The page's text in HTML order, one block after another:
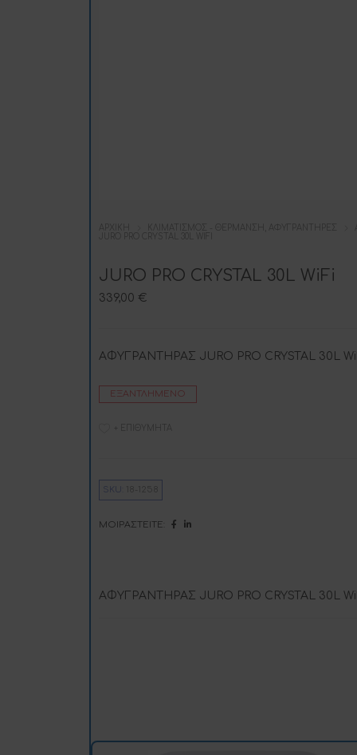
ΑΡΧΙΚΉ ΚΛΙΜΑΤΙΣΜΌΣ - ΘΈΡΜΑΝΣΗ, ΑΦΥΓΡΑΝΤΉΡΕΣ
JURO PRO CRYSTAL 30L WIFI
JURO PRO CRYSTAL 30L WiFi
339,00 €
ΑΦΥΓΡΑΝΤΗΡΑΣ JURO PRO CRYSTAL 30L
ΕΞΑΝΤΛΗΜΈΝΟ
+ ΕΠΙΘΥΜΗΤΆ
SKU:
ΜΟΙΡΑΣΤΕΊΤΕ:
ΑΦΥΓΡΑΝΤΗΡΑΣ JURO PRO CRYSTAL